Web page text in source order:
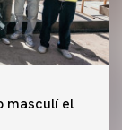
masculí el